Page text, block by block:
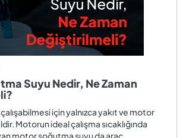
Suyu Nedir, Ne Zaman
için yalnızca yakıt ve motor
Motorun ideal çalışma sıcaklığında
motor soğutma suyu da araç